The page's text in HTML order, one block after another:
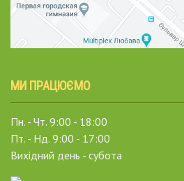
МИ ПРАЦЮЄМО
Пн. - Чт. 9:00 - 18:00
Пт. - Нд. 9:00 - 17:00
Вихідний день - субота